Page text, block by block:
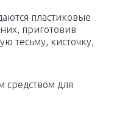
пластиковые
приготовив
тесьму, кисточку,
средством для